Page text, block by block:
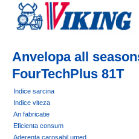
Anvelopa all
FourTechPlus 81T
Indice sarcina
Indice viteza
An fabricatie
Eficienta consum
Aderenta carosabil umed